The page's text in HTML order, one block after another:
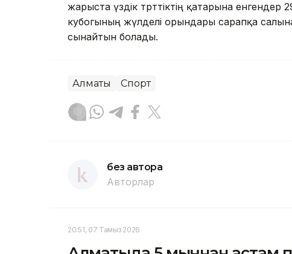
жарыста үздік төрттіктің қатарына
кубогының жүлделі орындары сарапқа
сынайтын болады.
Алматы Спорт
без автора
Авторлар
20:51, 07 Тамыз 2026